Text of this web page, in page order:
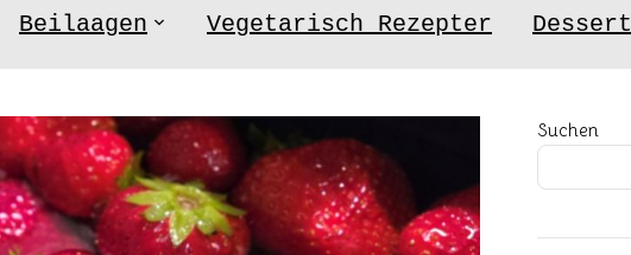
Beilaagen Vegetarisch Rezepter Dessert
Suchen